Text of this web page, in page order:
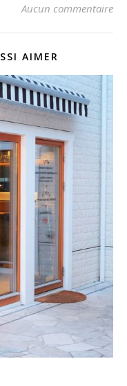
Aucun commentaire
AIMER